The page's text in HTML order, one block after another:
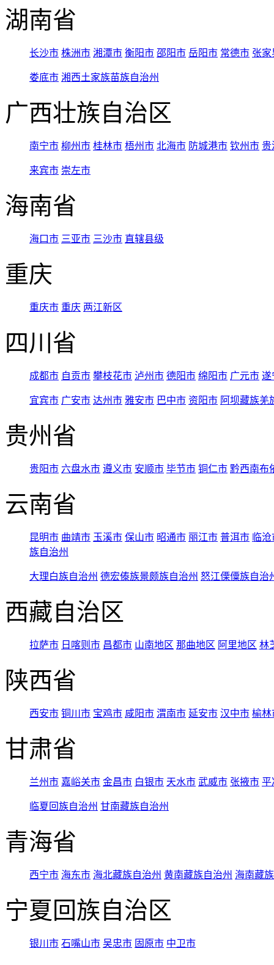
湖南省
长沙市 株洲市 湘潭市 衡阳市 邵阳市 岳阳市 常德市 张家
娄底市 湘西土家族苗族自治州
广西壮族自治区
南宁市 柳州市 桂林市 梧州市 北海市 防城港市 钦州市 贵
来宾市 崇左市
海南省
海口市 三亚市 三沙市 直辖县级
重庆
重庆市 重庆 两江新区
四川省
成都市 自贡市 攀枝花市 泸州市 德阳市 绵阳市 广元市 遂
宜宾市 广安市 达州市 雅安市 巴中市 资阳市 阿坝藏族羌
贵州省
贵阳市 六盘水市 遵义市 安顺市 毕节市 铜仁市 黔西南布
云南省
昆明市 曲靖市 玉溪市 保山市 昭通市 丽江市 普洱市 临
族自治州
大理白族自治州 德宏傣族景颇族自治州 怒江傈僳族自治
西藏自治区
拉萨市 日喀则市 昌都市 山南地区 那曲地区 阿里地区 林
陕西省
西安市 铜川市 宝鸡市 咸阳市 渭南市 延安市 汉中市 榆林
甘肃省
兰州市 嘉峪关市 金昌市 白银市 天水市 武威市 张掖市 平
临夏回族自治州 甘南藏族自治州
青海省
西宁市 海东市 海北藏族自治州 黄南藏族自治州 海南藏
宁夏回族自治区
银川市 石嘴山市 吴忠市 固原市 中卫市